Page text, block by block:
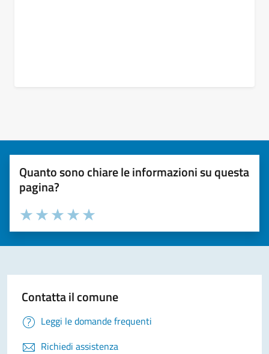
Quanto sono chiare le informazioni su questa
pagina?
Valuta la chiarezza delle informazioni (da 1 a 5 stelle)
Seleziona il numero di stelle per valutare la chiarezza delle
Valuta 5 stelle su 5
Valuta 4 stelle su 5
Valuta 3 stelle su 5
Valuta 2 stelle su 5
Valuta 1 stelle su 5
Contatta il comune
Leggi le domande frequenti
Richiedi assistenza